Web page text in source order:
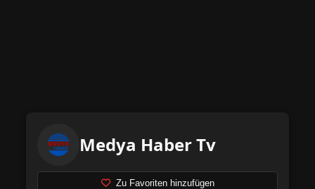
Medya Haber Tv
Zu Favoriten hinzufügen